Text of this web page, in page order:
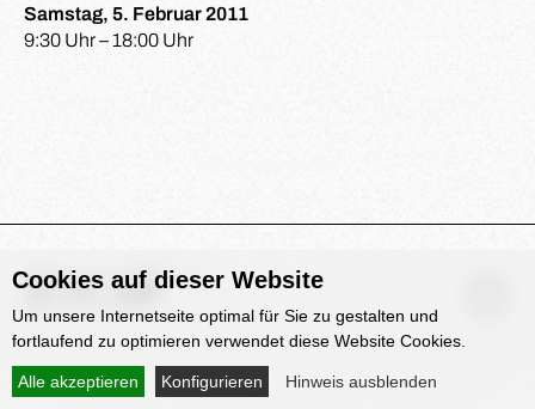
Samstag, 5. Februar 2011
9:30 Uhr – 18:00 Uhr
Cookies auf dieser Website
Um unsere Internetseite optimal für Sie zu gestalten und
fortlaufend zu optimieren verwendet diese Website Cookies.
Alle akzeptieren Konfigurieren Hinweis ausblenden